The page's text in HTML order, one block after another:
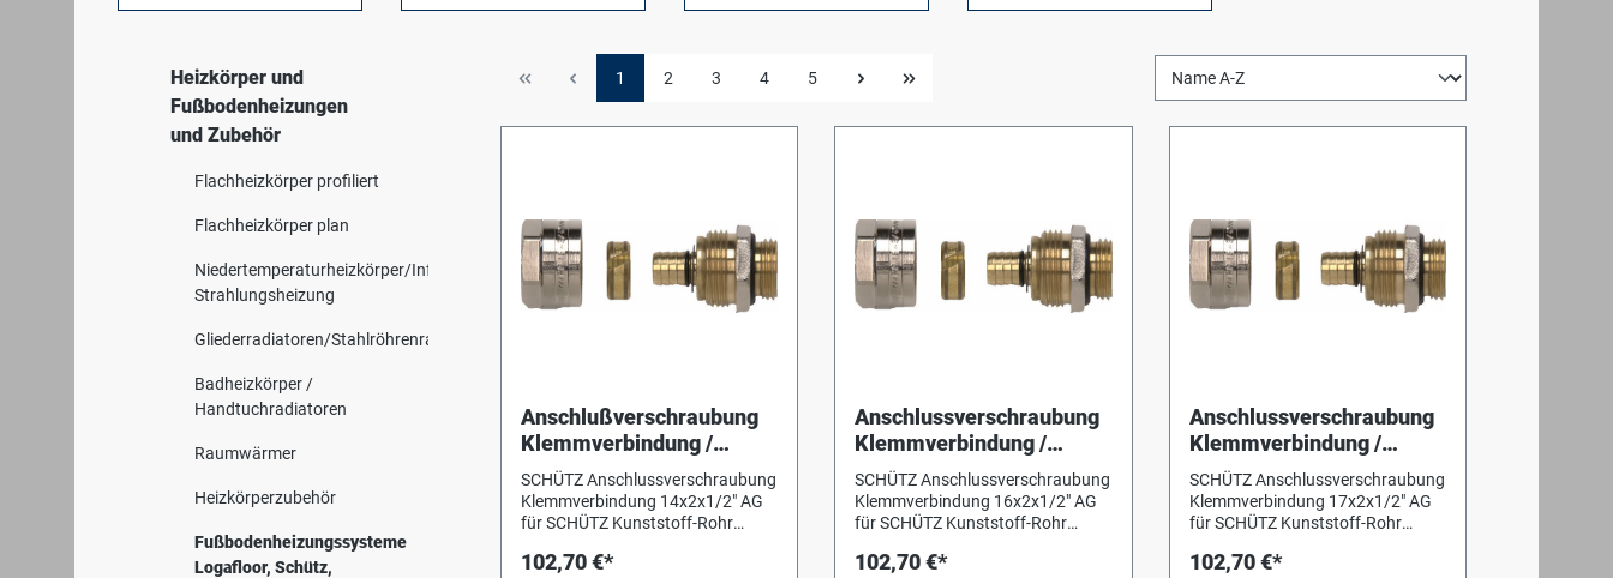
Heizkörper und
Fußbodenheizungen
und Zubehör
Flachheizkörper profiliert
Flachheizkörper plan
Niedertemperaturheizkörper/Infrarot-
Strahlungsheizung
Gliederradiatoren/Stahlröhrenradiatoren
Badheizkörper /
Handtuchradiatoren
Raumwärmer
Heizkörperzubehör
Fußbodenheizungssysteme
Logafloor, Schütz,
1 2 3 4 5
Anschlußverschraubung
Klemmverbindung /
14x2x1/2" AG für Schütz
Kunststoff-Rohr
SCHÜTZ Anschlussverschraubung
Klemmverbindung 14x2x1/2" AG
für SCHÜTZ Kunststoff-Rohr
Messing, zum Anschluss an
102,70 €*
Anschlussverschraubung
Klemmverbindung /
16x2x1/2" AG für Schütz
Kunststoff- Rohr
SCHÜTZ Anschlussverschraubung
Klemmverbindung 16x2x1/2" AG
für SCHÜTZ Kunststoff-Rohr
Messing, zum Anschluss an
102,70 €*
Anschlussverschraubung
Klemmverbindung /
17x2x1/2" AG für Schütz
Kunststoff- Rohr
SCHÜTZ Anschlussverschraubung
Klemmverbindung 17x2x1/2" AG
für SCHÜTZ Kunststoff-Rohr
Messing, zum Anschluss an
102,70 €*